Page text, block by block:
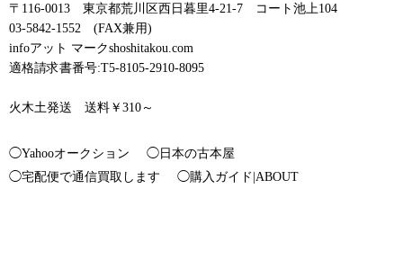
〒116-0013 東京都荒川区西日暮里4-21-7 コート池上104
03-5842-1552 (FAX兼用)
infoアット マークshoshitakou.com
適格請求書番号:T5-8105-2910-8095
火木土発送 送料￥310～
◯Yahooオークション
◯日本の古本屋
◯宅配便で通信買取します
◯購入ガイド|ABOUT